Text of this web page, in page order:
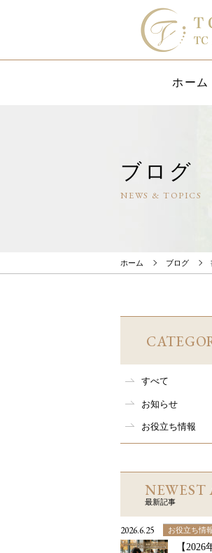
ホーム
ブログ
NEWS & TOPICS
ホーム ブログ
すべて
お知らせ
お役立ち情報
NEWEST
最新記事
2026.6.25 お役立ち情
【2026